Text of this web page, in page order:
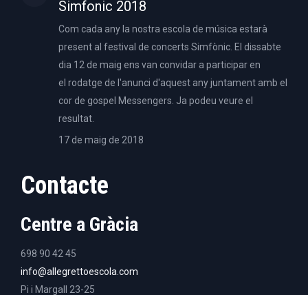
Simfonic 2018
Com cada any la nostra escola de música estarà
present al festival de concerts Simfònic. El dissabte
dia 12 de maig ens van convidar a participar en
el rodatge de l'anunci d'aquest any juntament amb el
cor de gospel Messengers. Ja podeu veure el
resultat.
17 de maig de 2018
Contacte
Centre a Gràcia
698 90 42 45
info@allegrettoescola.com
Pi i Margall 23-25